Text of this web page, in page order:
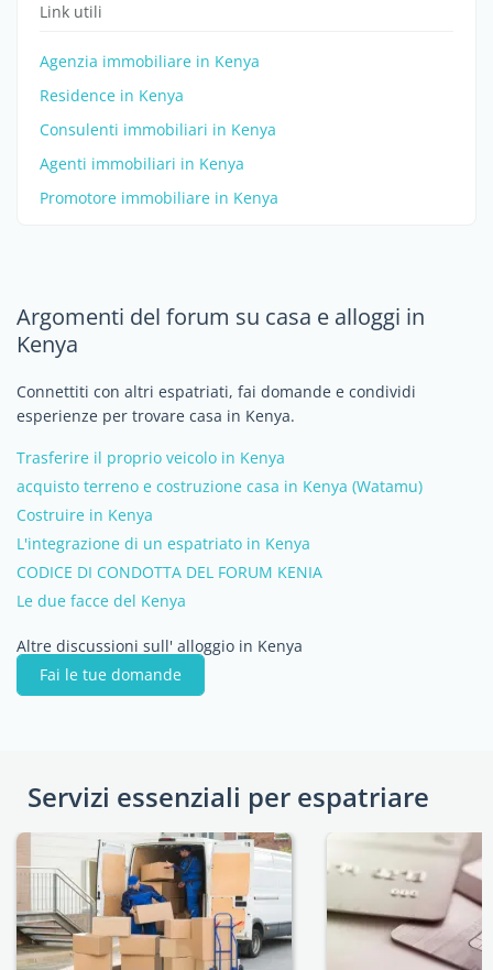
Link utili
Agenzia immobiliare in Kenya
Residence in Kenya
Consulenti immobiliari in Kenya
Agenti immobiliari in Kenya
Promotore immobiliare in Kenya
Argomenti del forum su casa e alloggi in
Kenya
Connettiti con altri espatriati, fai domande e condividi
esperienze per trovare casa in Kenya.
Trasferire il proprio veicolo in Kenya
acquisto terreno e costruzione casa in Kenya (Watamu)
Costruire in Kenya
L'integrazione di un espatriato in Kenya
CODICE DI CONDOTTA DEL FORUM KENIA
Le due facce del Kenya
Altre discussioni sull' alloggio in Kenya
Fai le tue domande
Servizi essenziali per espatriare